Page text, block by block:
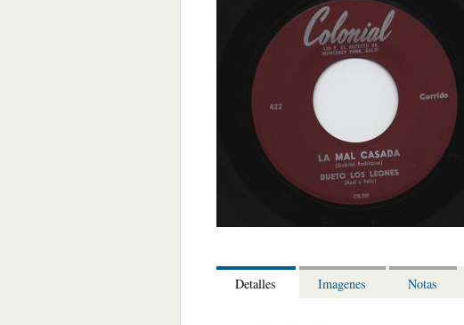
Detalles Imagenes Notas